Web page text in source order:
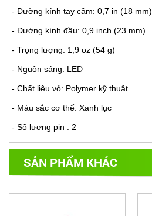
- Đường kính tay cầm: 0,7 in (18 mm)
- Đường kính đầu: 0,9 inch (23 mm)
- Trọng lượng: 1,9 oz (54 g)
- Nguồn sáng: LED
- Chất liệu vỏ: Polymer kỹ thuật
- Màu sắc cơ thể: Xanh lục
- Số lượng pin : 2
SẢN PHẨM KHÁC